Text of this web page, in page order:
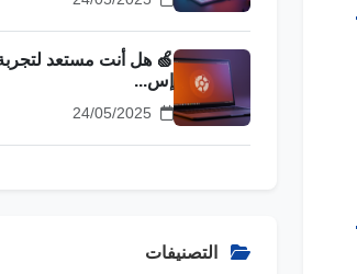
🍏 هل أنت مستعد
إس...
التصنيفات